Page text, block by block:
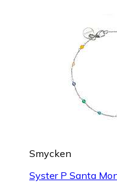
Smycken
Syster P Santa